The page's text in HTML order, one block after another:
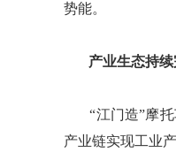
势能。
产业生态持续
“江门造”摩托
产业链实现工业